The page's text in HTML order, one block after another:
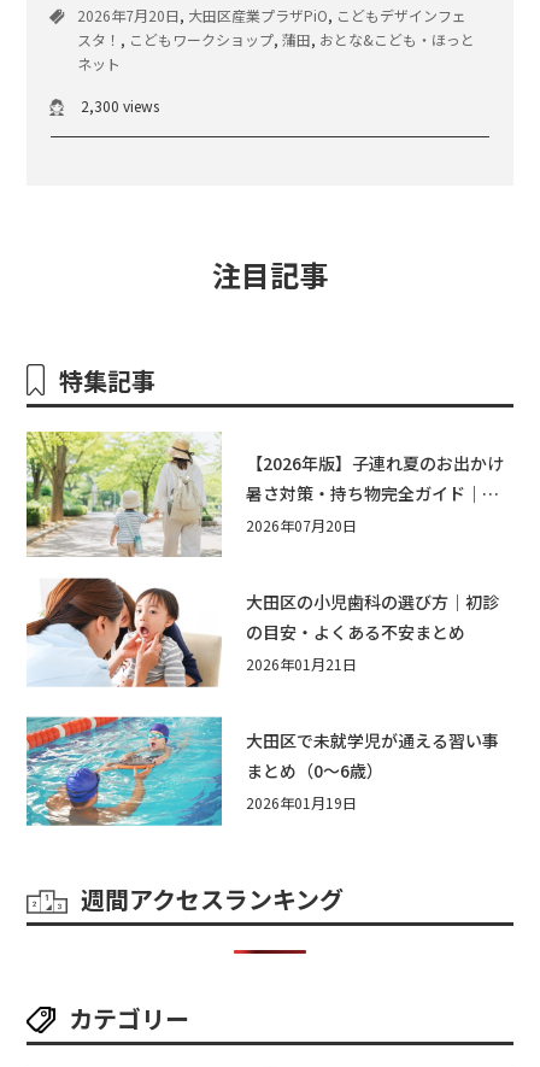
2026年7月20日, 大田区産業プラザPiO, こどもデザインフェ
スタ！ , こどもワークショップ,蒲田, おとな&こども・ほっと
ネット
2,300 views
注目記事
特集記事
【2026年版】子連れ夏のお出かけ
暑さ対策・持ち物完全ガイド｜水
遊び・公園・夏祭りで本当に役立
2026年07月20日
大田区の小児歯科の選び方｜初診
の目安・よくある不安まとめ
2026年01月21日
大田区で未就学児が通える習い事
まとめ（0〜6歳）
2026年01月19日
週間アクセスランキング
カテゴリー